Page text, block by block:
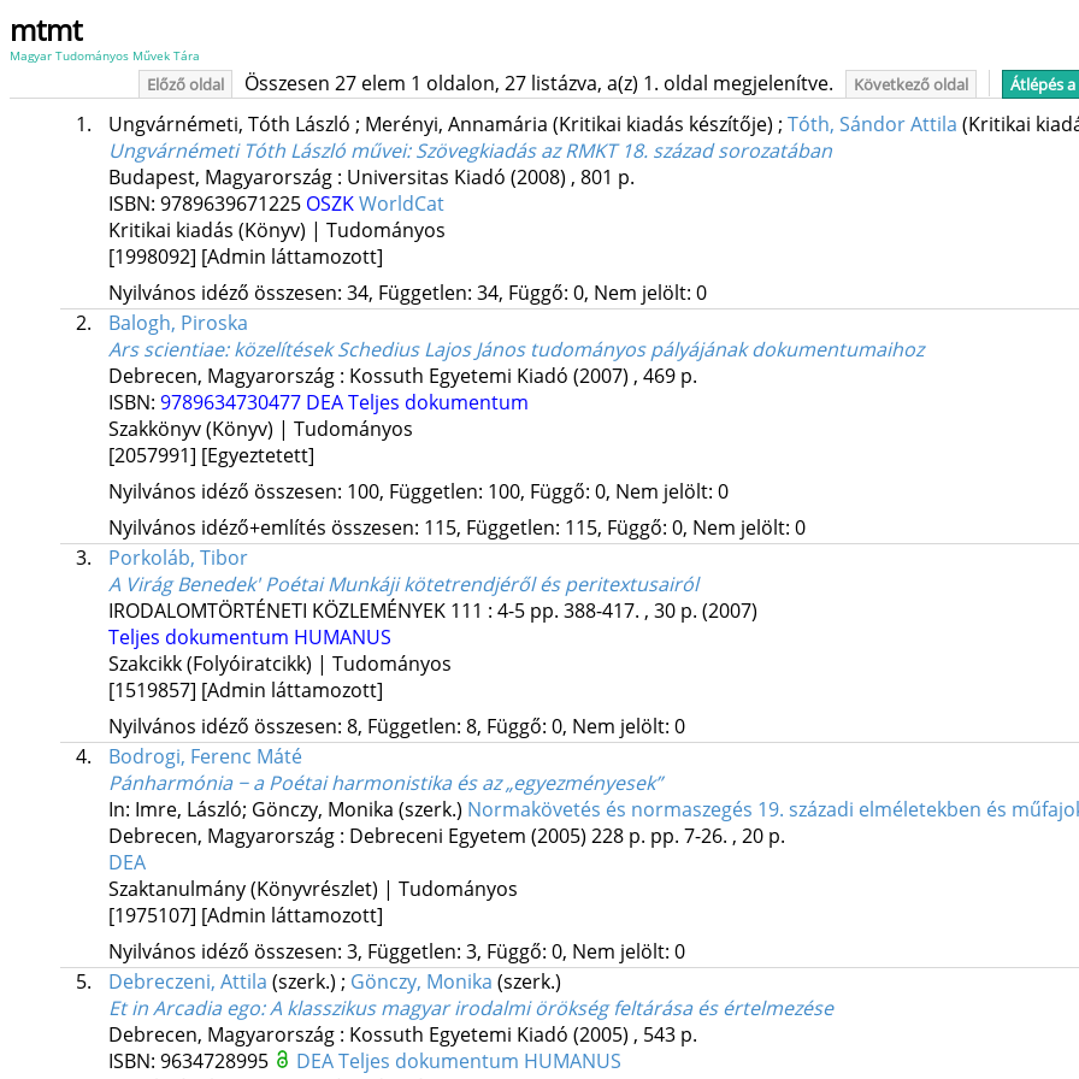
mtmt
Magyar Tudományos Művek Tára
Előző oldal Összesen 27 elem 1 oldalon, 27 listázva, a(z) 1. oldal megjelenítve. Következő oldal Átlépés
1. Ungvárnémeti, Tóth László ; Merényi, Annamária (Kritikai kiadás készítője) ; Tóth, Sándor Attila (Kritikai
Ungvárnémeti Tóth László művei: Szövegkiadás az RMKT 18. század sorozatában
Budapest, Magyarország : Universitas Kiadó (2008) , 801 p.
ISBN: 9789639671225 OSZKWorldCat
Kritikai kiadás (Könyv) | Tudományos
[1998092] [Admin láttamozott]
Nyilvános idéző összesen: 34, Független: 34, Függő: 0, Nem jelölt: 0
2.
Balogh, Piroska
Ars scientiae: közelítések Schedius Lajos János tudományos pályájának dokumentumaihoz
Debrecen, Magyarország : Kossuth Egyetemi Kiadó (2007) , 469 p.
ISBN: 9789634730477 DEATeljes dokumentum
Szakkönyv (Könyv) | Tudományos
[2057991] [Egyeztetett]
Nyilvános idéző összesen: 100, Független: 100, Függő: 0, Nem jelölt: 0
Nyilvános idéző+említés összesen: 115, Független: 115, Függő: 0, Nem jelölt: 0
3.
Porkoláb, Tibor
A Virág Benedek' Poétai Munkáji kötetrendjéről és peritextusairól
IRODALOMTÖRTÉNETI KÖZLEMÉNYEK 111 : 4-5 pp. 388-417. , 30 p. (2007)
Teljes dokumentum HUMANUS
Szakcikk (Folyóiratcikk) | Tudományos
[1519857] [Admin láttamozott]
Nyilvános idéző összesen: 8, Független: 8, Függő: 0, Nem jelölt: 0
4.
Bodrogi, Ferenc Máté
Pánharmónia − a Poétai harmonistika és az „egyezményesek”
In: Imre, László; Gönczy, Monika (szerk.) Normakövetés és normaszegés 19. századi elméletekben és
Debrecen, Magyarország : Debreceni Egyetem (2005) 228 p. pp. 7-26. , 20 p.
DEA
Szaktanulmány (Könyvrészlet) | Tudományos
[1975107] [Admin láttamozott]
Nyilvános idéző összesen: 3, Független: 3, Függő: 0, Nem jelölt: 0
5.
Debreczeni, Attila (szerk.) ; Gönczy, Monika (szerk.)
Et in Arcadia ego: A klasszikus magyar irodalmi örökség feltárása és értelmezése
Debrecen, Magyarország : Kossuth Egyetemi Kiadó (2005) , 543 p.
ISBN: 9634728995 DEATeljes dokumentum HUMANUS